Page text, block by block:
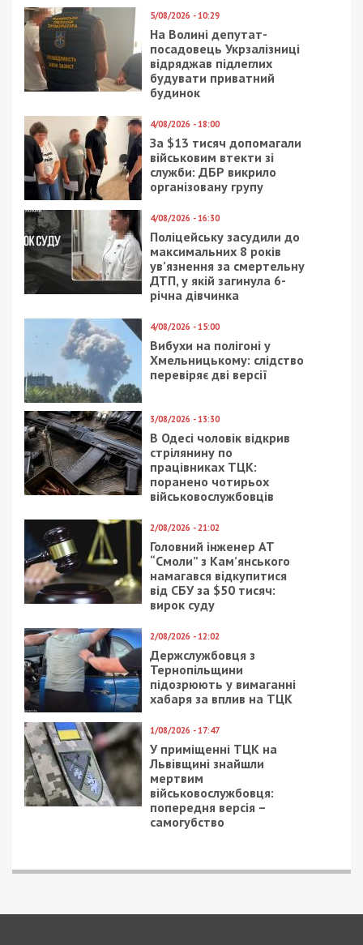
24/10/2018 - 7:30
В Днепре школьники
оценки на выпечку:
фото
25/12/2025 - 10:30
На Волині затримали
який поширював
проросійську
пропаганду
Коронавирус в Днепре:
в области собираются
увеличить количество
специальных больниц
Аэропорт, который
“Слуги народа”
пообещали Днепру,
становится причиной
раскола в партии
7/08/2026 - 13:30
Лікар з Дніпропетровщини організував схему
вивезення військовослужбовця з частини за 7 тисяч
доларів